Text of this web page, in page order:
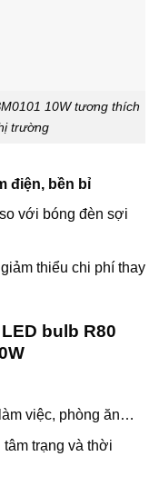
10W tương thích
trường
điện, bền bỉ
với bóng đèn sợi
thiểu chi phí thay
bulb R80
việc, phòng ăn…
trạng và thời